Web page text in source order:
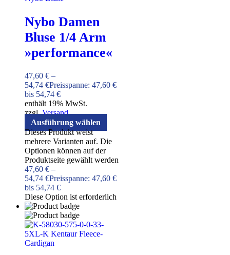
Nybo Damen
Bluse 1/4 Arm
»performance«
47,60 € –
54,74 €Preisspanne: 47,60 €
bis 54,74 €
enthält 19% MwSt.
zzgl.Versand
Ausführung wählen
Dieses Produkt weist
mehrere Varianten auf. Die
Optionen können auf der
Produktseite gewählt werden
47,60 € –
54,74 €Preisspanne: 47,60 €
bis 54,74 €
Diese Option ist erforderlich